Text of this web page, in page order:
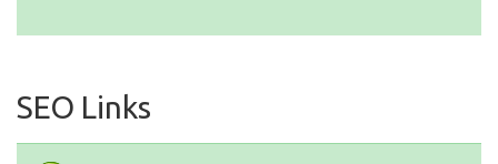
SEO Links